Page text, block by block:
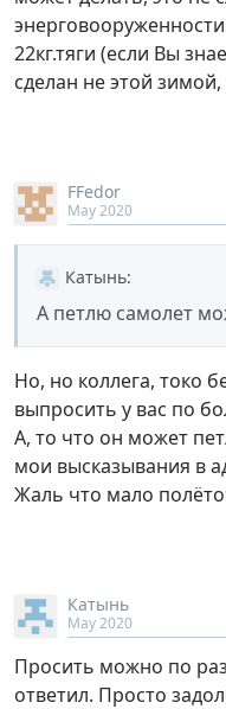
22кг.тяги (если Вы
сделан не этой
FFedor
May 2020
Катынь:
А петлю самолет
Но, но коллега, токо
выпросить у вас по
А, то что он может
мои высказывания в
Жаль что мало
Катынь
May 2020
Просить можно по
ответил. Просто